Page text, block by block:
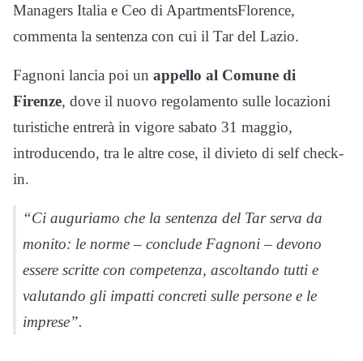
Managers Italia e Ceo di ApartmentsFlorence,
commenta la sentenza con cui il Tar del Lazio.
Fagnoni lancia poi un appello al Comune di
Firenze, dove il nuovo regolamento sulle locazioni
turistiche entrerà in vigore sabato 31 maggio,
introducendo, tra le altre cose, il divieto di self check-
in.
“Ci auguriamo che la sentenza del Tar serva da
monito: le norme – conclude Fagnoni – devono
essere scritte con competenza, ascoltando tutti e
valutando gli impatti concreti sulle persone e le
imprese”.